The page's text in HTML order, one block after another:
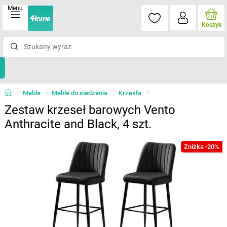
Menu
Koszyk
Meble Meble do siedzenia Krzesła
Zestaw krzeseł barowych Vento
Anthracite and Black, 4 szt.
Zniżka -20%